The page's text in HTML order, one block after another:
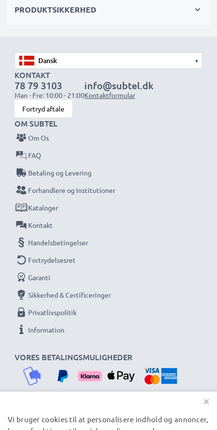
Vælg CELLONIC og gå aldrig på kompromis med
PRODUKTSIKKERHED
▾
KONTAKT
78 79 3103
Man - Fre: 10:00 - 21:00
info@subtel.dk
Kontaktformular
Fortryd aftale
VORES BETALINGSMULIGHEDER
OM SUBTEL
Om Os
FAQ
Betaling og Levering
Forhandlere og Institutioner
Kataloger
Kontakt
Handelsbetingelser
Fortrydelsesret
Garanti
Sikkerhed & Certificeringer
Privatlivspolitik
Information
VORES FORSENDELSESPARTNERE
×
Vi bruger cookies til at personalisere indhold og annoncer,